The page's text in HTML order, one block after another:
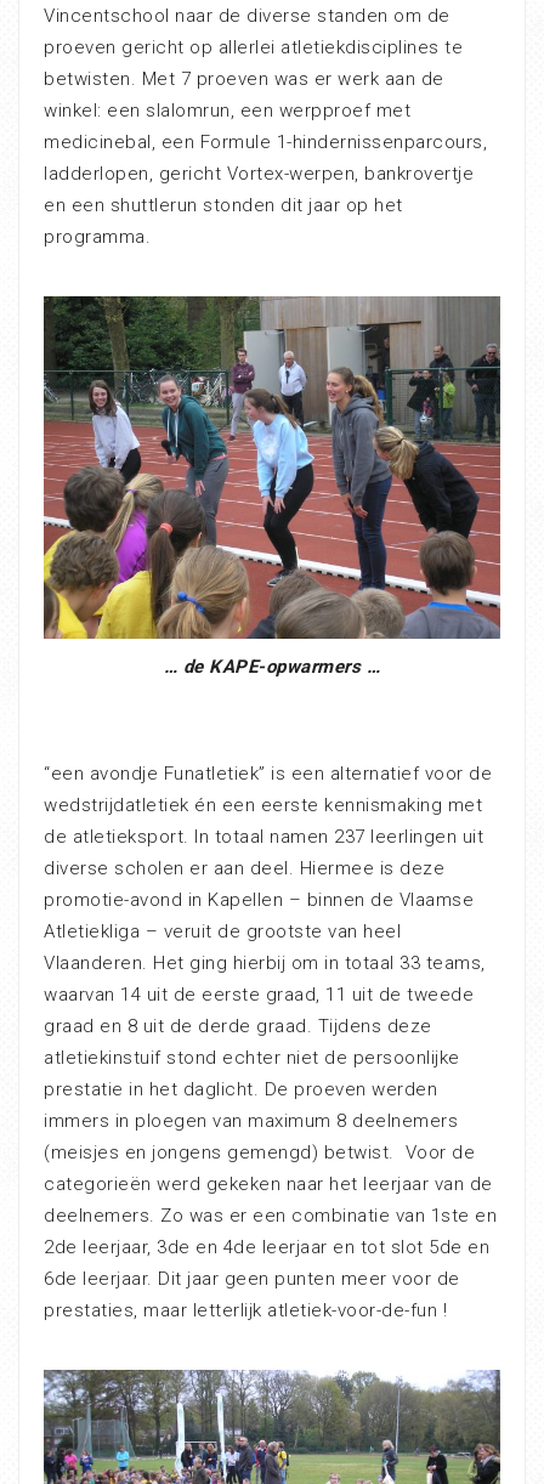
Vincentschool naar de diverse standen om de
proeven gericht op allerlei atletiekdisciplines te
betwisten. Met 7 proeven was er werk aan de
winkel: een slalomrun, een werpproef met
medicinebal, een Formule 1-hindernissenparcours,
ladderlopen, gericht Vortex-werpen, bankrovertje
en een shuttlerun stonden dit jaar op het
programma.
… de KAPE-opwarmers …
“een avondje Funatletiek” is een alternatief voor de
wedstrijdatletiek én een eerste kennismaking met
de atletieksport. In totaal namen 237 leerlingen uit
diverse scholen er aan deel. Hiermee is deze
promotie-avond in Kapellen – binnen de Vlaamse
Atletiekliga – veruit de grootste van heel
Vlaanderen. Het ging hierbij om in totaal 33 teams,
waarvan 14 uit de eerste graad, 11 uit de tweede
graad en 8 uit de derde graad. Tijdens deze
atletiekinstuif stond echter niet de persoonlijke
prestatie in het daglicht. De proeven werden
immers in ploegen van maximum 8 deelnemers
(meisjes en jongens gemengd) betwist. Voor de
categorieën werd gekeken naar het leerjaar van de
deelnemers. Zo was er een combinatie van 1ste en
2de leerjaar, 3de en 4de leerjaar en tot slot 5de en
6de leerjaar. Dit jaar geen punten meer voor de
prestaties, maar letterlijk atletiek-voor-de-fun !